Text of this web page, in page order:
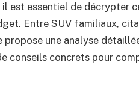
est essentiel de décrypter
Entre SUV familiaux,
une analyse
conseils concrets pour